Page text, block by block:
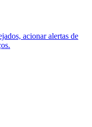
acionar alertas de